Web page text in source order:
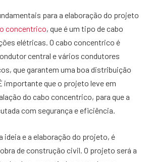
para a elaboração do projeto
concentrico, que é um tipo de cabo
elétricas. O cabo concentrico é
central e vários condutores
que garantem uma boa distribuição
importante que o projeto leve em
do cabo concentrico, para que a
com segurança e eficiência.
ideia e a elaboração do projeto, é
de construção civil. O projeto será a